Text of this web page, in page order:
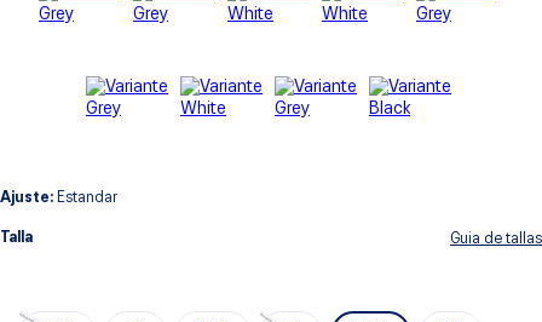
Ajuste: Estandar
Talla Guia de tallas